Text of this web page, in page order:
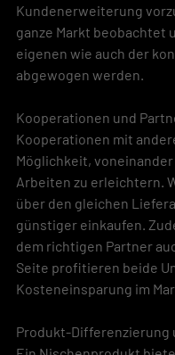
Kundenerweiterung
ganze Markt beobachtet
eigenen wie auch der
abgewogen werden.
Kooperationen und
Kooperationen mit
Möglichkeit,
Arbeiten zu erleichtern.
über den gleichen
günstiger einkaufen.
dem richtigen Partner
Seite profitieren beide
Kosteneinsparung im
Produkt-Differenzierung